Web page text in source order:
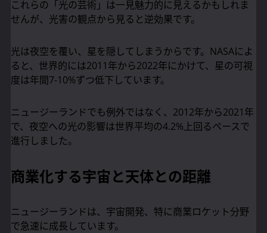
これらの「光の芸術」は一見魅力的に見えるかもしれま
せんが、光害の観点から見ると逆効果です。
光は夜空を覆い、星を隠してしまうからです。NASAによ
ると、世界的には2011年から2022年にかけて、星の可視
度は年間7-10%ずつ低下しています。
ニュージーランドでも例外ではなく、2012年から2021年
で、夜空への光の影響は世界平均の4.2%上回るペースで
進行しました。
商業化する宇宙と天体との距離
ニュージーランドは、宇宙開発、特に商業ロケット分野
で急速に成長しています。